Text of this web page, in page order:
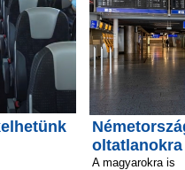
oltatlanokra
A magyarokra is